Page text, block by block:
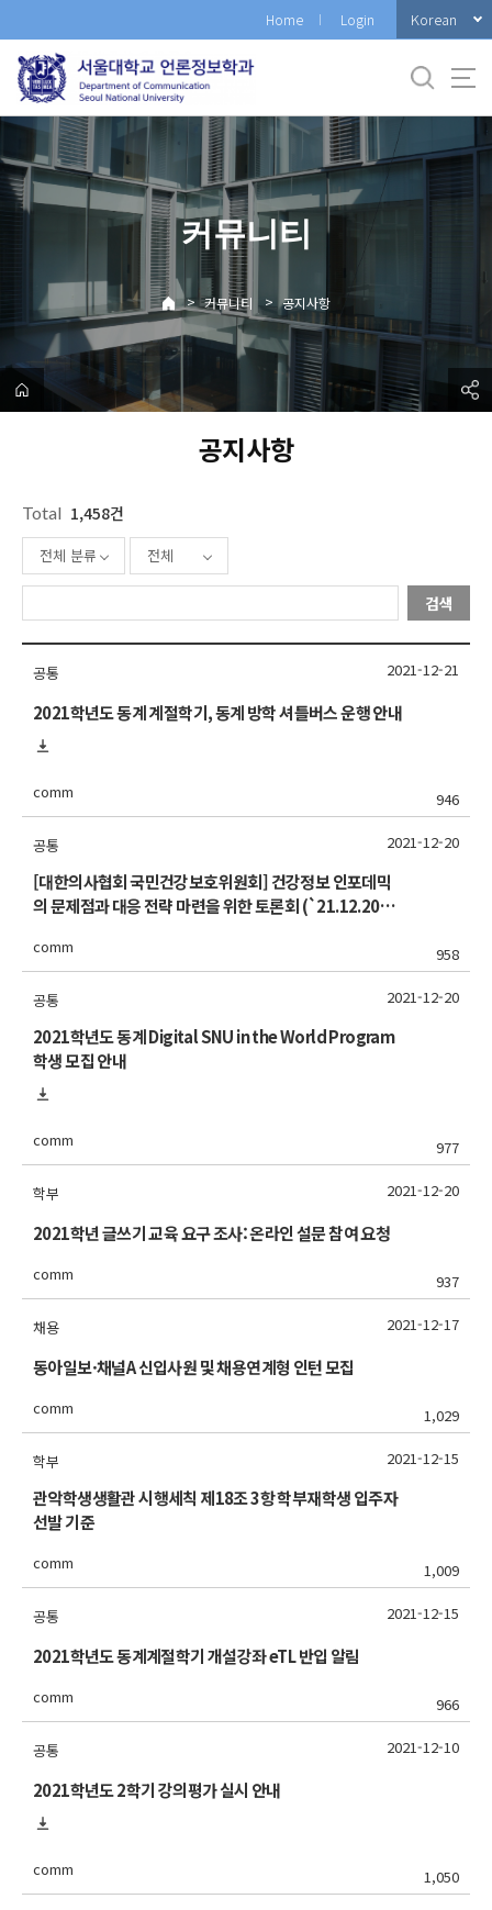
로
메
Home Login Korean
커뮤니티
> 커뮤니티 > 공지사항
공지사항
Total 1,458건
전체 분류 전체
검색
공통
2021학년도 동계 계절학기, 동계 방학 셔틀버스 운행 안내
comm 946
2021-12-21
공통
[대한의사협회 국민건강보호위원회] 건강정보 인포데믹
의 문제점과 대응 전략 마련을 위한 토론회 (`21.12.20
comm 958
2021-12-20
공통
2021학년도 동계 Digital SNU in the World Program
학생 모집 안내
comm 977
2021-12-20
학부
2021학년 글쓰기 교육 요구 조사: 온라인 설문 참여 요청
comm 937
2021-12-20
채용
동아일보·채널A 신입사원 및 채용연계형 인턴 모집
comm 1,029
2021-12-17
학부
관악학생생활관 시행세칙 제18조 3항 학부재학생 입주자
선발 기준
comm 1,009
2021-12-15
공통
2021학년도 동계계절학기 개설강좌 eTL 반입 알림
comm 966
2021-12-15
공통
2021학년도 2학기 강의평가 실시 안내
comm 1,050
2021-12-10